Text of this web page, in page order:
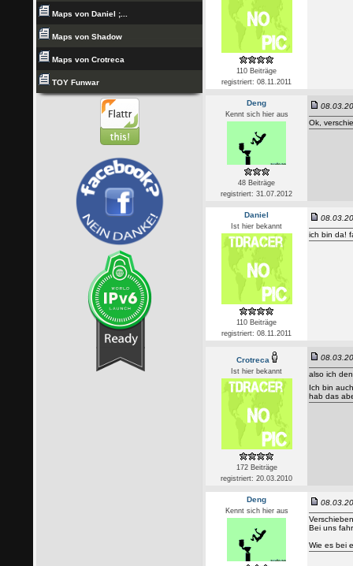
Maps von Daniel ;...
Maps von Shadow
Maps von Crotreca
TOY Funwar
110 Beiträge
registriert: 08.11.2011
Deng
Kennt sich hier aus
48 Beiträge
registriert: 31.07.2012
Ok,
Daniel
Ist hier bekannt
110 Beiträge
registriert: 08.11.2011
ich bin da!
Crotreca
Ist hier bekannt
172 Beiträge
registriert: 20.03.2010
also ich
Ich bin
hab das
Deng
Kennt sich hier aus
Bei uns
Wie es bei